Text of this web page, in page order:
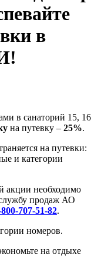
в
в санаторий 15, 16
на путевку – 25%.
на путевки:
и категории
акции необходимо
продаж АО
707-51-82.
номеров.
на отдыхе